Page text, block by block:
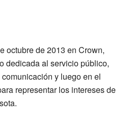
octubre de 2013 en Crown,
dedicada al servicio público,
y luego en el
representar los intereses de